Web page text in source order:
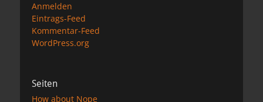
Anmelden
Eintrags-Feed
Kommentar-Feed
WordPress.org
Seiten
How about Nope